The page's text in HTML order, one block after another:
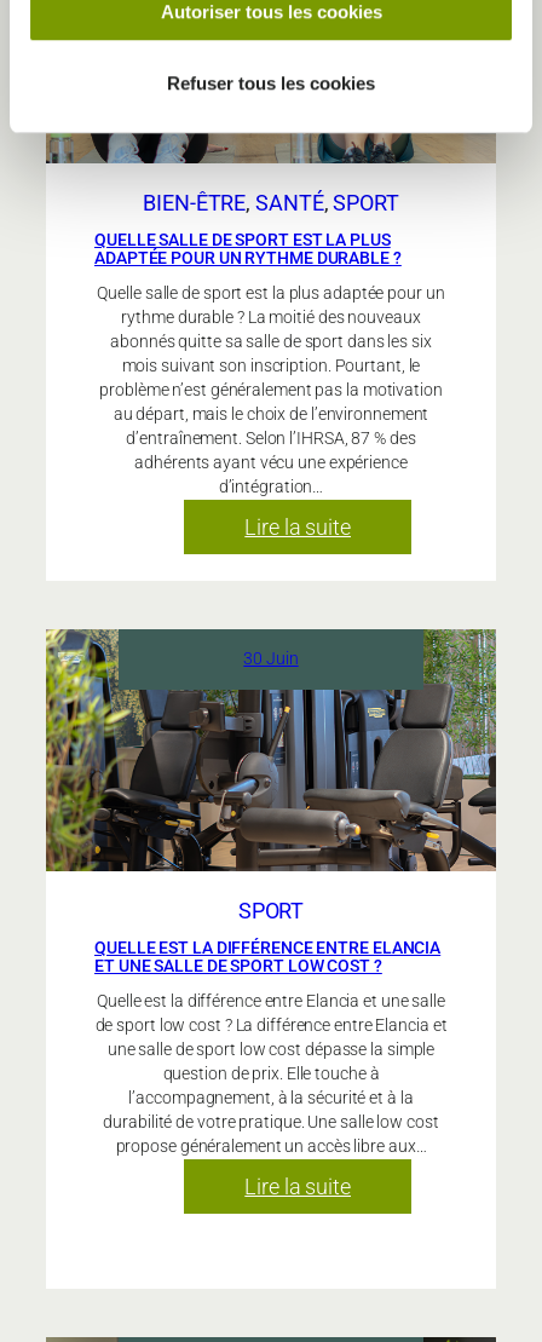
Autoriser tous les cookies
Refuser tous les cookies
fait
progresser
l’entraînement
BIEN-ÊTRE, SANTÉ, SPORT
QUELLE SALLE DE SPORT EST LA PLUS
ADAPTÉE POUR UN RYTHME DURABLE ?
Quelle salle de sport est la plus adaptée pour un
rythme durable ? La moitié des nouveaux
abonnés quitte sa salle de sport dans les six
mois suivant son inscription. Pourtant, le
problème n’est généralement pas la motivation
au départ, mais le choix de l’environnement
d’entraînement. Selon l’IHRSA, 87 % des
adhérents ayant vécu une expérience
d’intégration…
Lire la suite:
Quelle
la
plus
adaptée
pour
un
rythme
30 Juin
SPORT
QUELLE EST LA DIFFÉRENCE ENTRE ELANCIA
ET UNE SALLE DE SPORT LOW COST ?
Quelle est la différence entre Elancia et une salle
de sport low cost ? La différence entre Elancia et
une salle de sport low cost dépasse la simple
question de prix. Elle touche à
l’accompagnement, à la sécurité et à la
durabilité de votre pratique. Une salle low cost
propose généralement un accès libre aux…
Lire la suite:
Quelle
entre